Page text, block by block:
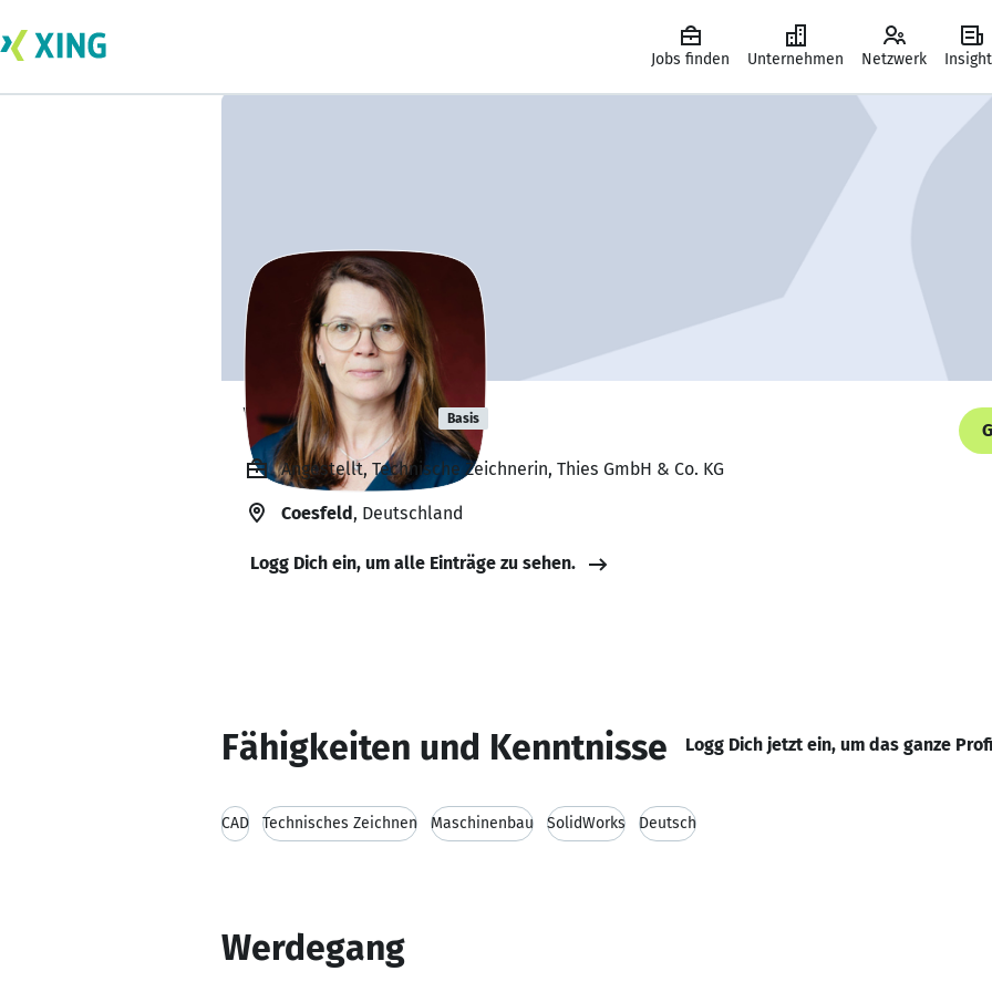
Jobs finden Unternehmen Netzwerk
Verena Weist Basis
Angestellt, Technische Zeichnerin, Thies GmbH & Co. KG
Coesfeld, Deutschland
Logg Dich ein, um alle Einträge zu sehen.
Fähigkeiten und Kenntnisse Logg Dich jetzt ein, um das ganze
CAD Technisches Zeichnen Maschinenbau SolidWorks Deutsch
Werdegang